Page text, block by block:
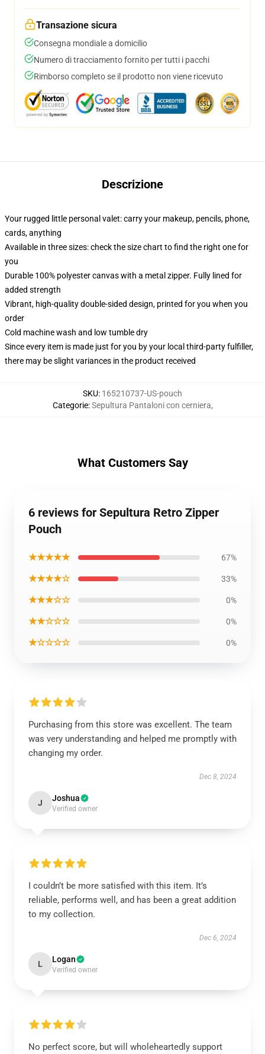
Transazione sicura
Consegna mondiale a domicilio
Numero di tracciamento fornito per tutti i pacchi
Rimborso completo se il prodotto non viene ricevuto
Descrizione
Your rugged little personal valet: carry your makeup, pencils, phone,
cards, anything
Available in three sizes: check the size chart to find the right one for
you
Durable 100% polyester canvas with a metal zipper. Fully lined for
added strength
Vibrant, high-quality double-sided design, printed for you when you
order
Cold machine wash and low tumble dry
Since every item is made just for you by your local third-party fulfiller,
there may be slight variances in the product received
SKU: 165210737-US-pouch
Categorie:Sepultura Pantaloni con cerniera,
What Customers Say
6 reviews for Sepultura Retro Zipper
Pouch
★★★★★ 67%
★★★★☆ 33%
★★★☆☆ 0%
★★☆☆☆ 0%
★☆☆☆☆ 0%
Purchasing from this store was excellent. The team
was very understanding and helped me promptly with
changing my order.
Dec 8, 2024
J Joshua
Verified owner
I couldn’t be more satisfied with this item. It’s
reliable, performs well, and has been a great addition
to my collection.
Dec 6, 2024
L Logan
Verified owner
No perfect score, but will wholeheartedly support